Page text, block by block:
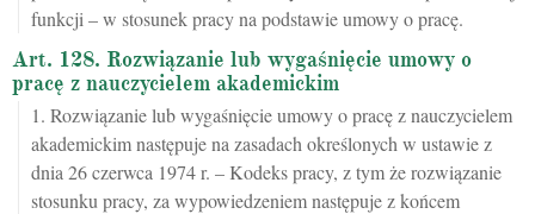
funkcji – w stosunek pracy na podstawie umowy o pracę.
Art. 128. Rozwiązanie lub wygaśnięcie umowy o
pracę z nauczycielem akademickim
1. Rozwiązanie lub wygaśnięcie umowy o pracę z nauczycielem
akademickim następuje na zasadach określonych w ustawie z
dnia 26 czerwca 1974 r. – Kodeks pracy, z tym że rozwiązanie
stosunku pracy, za wypowiedzeniem następuje z końcem